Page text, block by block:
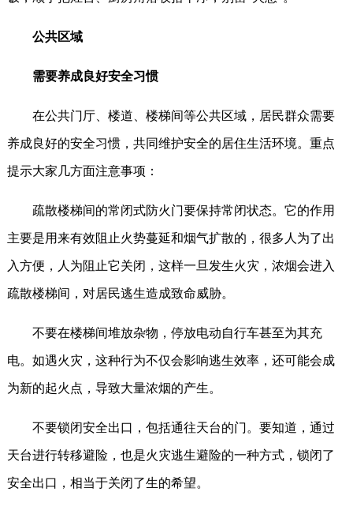
公共区域
需要养成良好安全习惯
在公共门厅、楼道、楼梯间等公共区域，居民群众需要
养成良好的安全习惯，共同维护安全的居住生活环境。重点
提示大家几方面注意事项：
疏散楼梯间的常闭式防火门要保持常闭状态。它的作用
主要是用来有效阻止火势蔓延和烟气扩散的，很多人为了出
入方便，人为阻止它关闭，这样一旦发生火灾，浓烟会进入
疏散楼梯间，对居民逃生造成致命威胁。
不要在楼梯间堆放杂物，停放电动自行车甚至为其充
电。如遇火灾，这种行为不仅会影响逃生效率，还可能会成
为新的起火点，导致大量浓烟的产生。
不要锁闭安全出口，包括通往天台的门。要知道，通过
天台进行转移避险，也是火灾逃生避险的一种方式，锁闭了
安全出口，相当于关闭了生的希望。